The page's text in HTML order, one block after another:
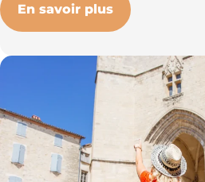
En savoir plus